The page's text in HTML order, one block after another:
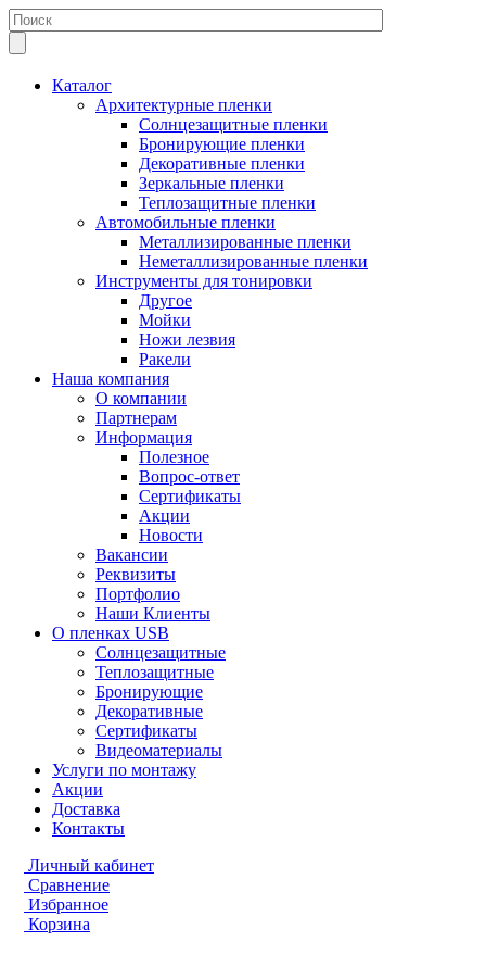
Каталог
Архитектурные пленки
Солнцезащитные пленки
Бронирующие пленки
Декоративные пленки
Зеркальные пленки
Теплозащитные пленки
Автомобильные пленки
Металлизированные пленки
Неметаллизированные пленки
Инструменты для тонировки
Другое
Мойки
Ножи лезвия
Ракели
Наша компания
О компании
Партнерам
Информация
Полезное
Вопрос-ответ
Сертификаты
Акции
Новости
Вакансии
Реквизиты
Портфолио
Наши Клиенты
О пленках USB
Солнцезащитные
Теплозащитные
Бронирующие
Декоративные
Сертификаты
Видеоматериалы
Услуги по монтажу
Акции
Доставка
Контакты
Личный кабинет
Сравнение
Избранное
Корзина